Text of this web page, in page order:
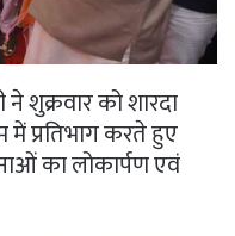
शुक्रवार को शारदा
प्रतिभाग करते हुए
का लोकार्पण एवं